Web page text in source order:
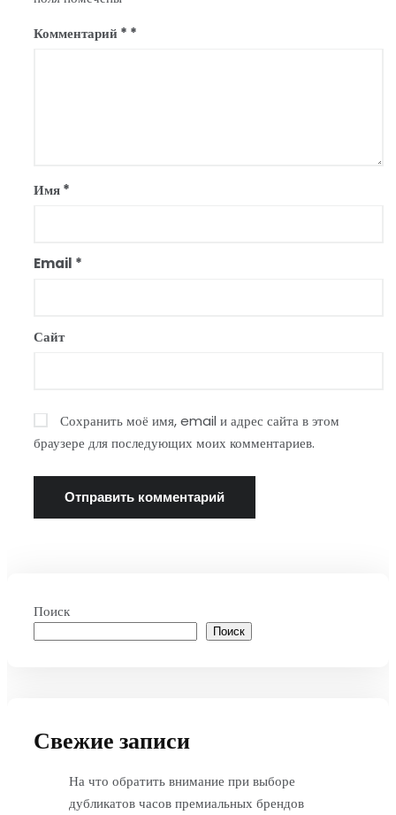
Комментарий *
Имя*
Email *
Сайт
Сохранить моё имя, email и адрес сайта в этом
браузере для последующих моих комментариев.
Поиск
Поиск
Свежие записи
На что обратить внимание при выборе
дубликатов часов премиальных брендов